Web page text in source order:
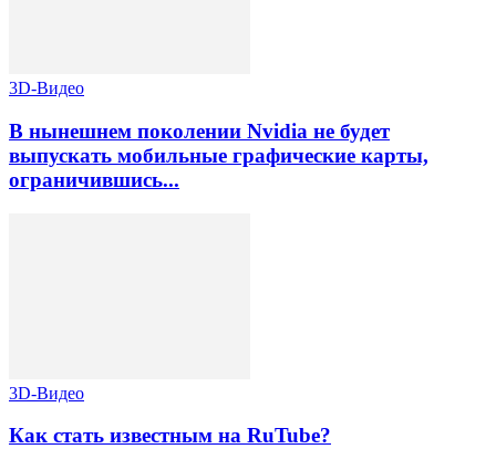
3D-Видео
В нынешнем поколении Nvidia не будет
выпускать мобильные графические карты,
ограничившись...
3D-Видео
Как стать известным на RuTube?